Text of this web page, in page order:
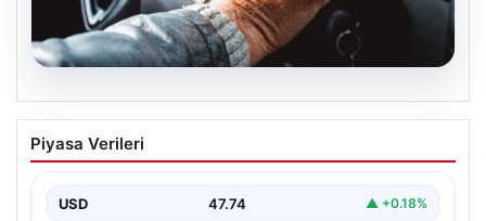
Emekliye ÖTV’siz araç verilecek mi,
yasa çıkacak mı? Milyonlarca emekli
Piyasa Verileri
USD 47.74 ▲ +0.18%